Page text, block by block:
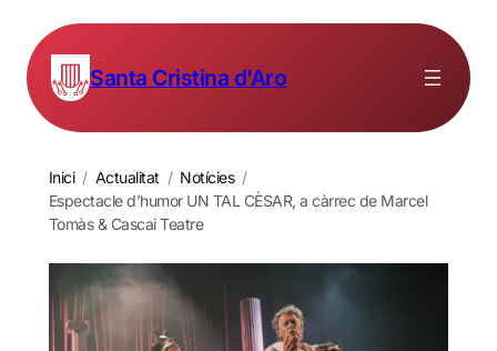
Santa Cristina d'Aro
Inici / Actualitat / Notícies /
Espectacle d’humor UN TAL CÈSAR, a càrrec de Marcel
Tomàs & Cascai Teatre